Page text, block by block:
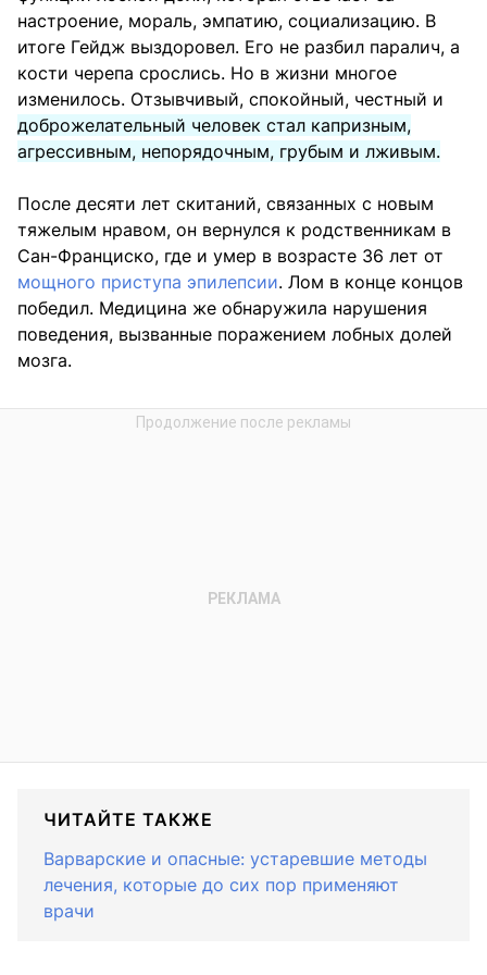
настроение, мораль, эмпатию, социализацию. В
итоге Гейдж выздоровел. Его не разбил паралич, а
кости черепа срослись. Но в жизни многое
изменилось. Отзывчивый, спокойный, честный и
доброжелательный человек стал капризным,
агрессивным, непорядочным, грубым и лживым.
После десяти лет скитаний, связанных с новым
тяжелым нравом, он вернулся к родственникам в
Сан-Франциско, где и умер в возрасте 36 лет от
мощного приступа эпилепсии. Лом в конце концов
победил. Медицина же обнаружила нарушения
поведения, вызванные поражением лобных долей
мозга.
ЧИТАЙТЕ ТАКЖЕ
Варварские и опасные: устаревшие методы
лечения, которые до сих пор применяют
врачи